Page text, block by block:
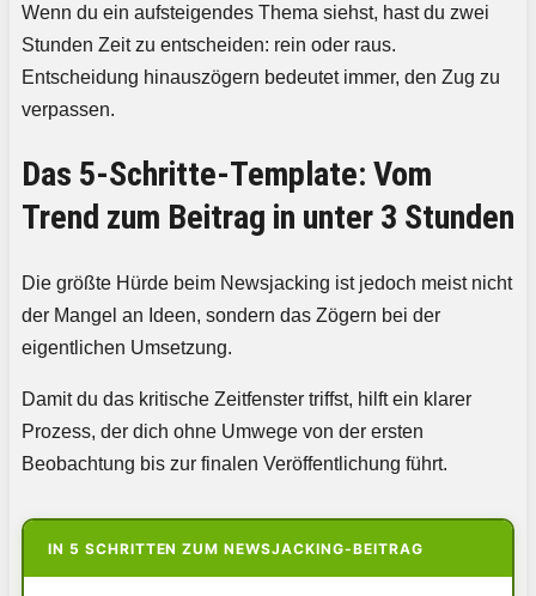
Wenn du ein aufsteigendes Thema siehst, hast du zwei
Stunden Zeit zu entscheiden: rein oder raus.
Entscheidung hinauszögern bedeutet immer, den Zug zu
verpassen.
Das 5-Schritte-Template: Vom
Trend zum Beitrag in unter 3 Stunden
Die größte Hürde beim Newsjacking ist jedoch meist nicht
der Mangel an Ideen, sondern das Zögern bei der
eigentlichen Umsetzung.
Damit du das kritische Zeitfenster triffst, hilft ein klarer
Prozess, der dich ohne Umwege von der ersten
Beobachtung bis zur finalen Veröffentlichung führt.
IN 5 SCHRITTEN ZUM NEWSJACKING-BEITRAG